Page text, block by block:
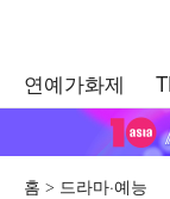
연예가화제
홈 드라마·예능